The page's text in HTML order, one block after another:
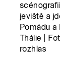
jeviště a
Pomádu
Thálie |
rozhlas